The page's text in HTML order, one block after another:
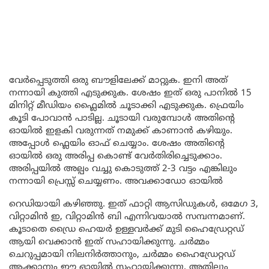
വേർപ്പെടുത്തി ഒരു ബൗളിലേക്ക് മാറ്റുക. ഇനി അത്
നന്നായി കുത്തി എടുക്കുക. ശേഷം ഇത് ഒരു പാനിൽ 15
മിനിറ്റ് മീഡിയം ഫ്ലൈമിൽ ചൂടാക്കി എടുക്കുക. ഫ്രെയിം
കൂടി പോവാൻ പാടില്ല. ചൂടായി വരുമ്പോൾ അതിന്റെ
ഓയിൽ ഇളകി വരുന്നത് നമുക്ക് കാണാൻ കഴിയും.
അപ്പോൾ ഫ്ലെയിം ഓഫ് ചെയ്യാം. ശേഷം അതിന്റെ
ഓയിൽ ഒരു അരിപ്പ കൊണ്ട് വേർതിരിച്ചെടുക്കാം.
അരിപ്പയിൽ അല്പം വച്ചു കൊടുത്ത് 2-3 വട്ടം എങ്കിലും
നന്നായി പ്രെസ്സ് ചെയ്യണം. അവക്കാഡോ ഓയിൽ
റെഡിയായി കഴിഞ്ഞു. ഇത് ഫാറ്റി ആസിഡുകൾ, ഒമേഗ 3,
വിറ്റാമിൻ ഇ, വിറ്റാമിൻ ബി എന്നിവയാൽ സമ്പന്നമാണ്.
കൂടാതെ ഡ്രൈ ഹെയർ ഉള്ളവർക്ക് മുടി ഹൈഡ്രേറ്റഡ്
ആയി വെക്കാൻ ഇത് സഹായിക്കുന്നു. ചർമ്മം
ചെറുപ്പമായി നിലനിർത്താനും, ചർമ്മം ഹൈഡ്രേറ്റഡ്